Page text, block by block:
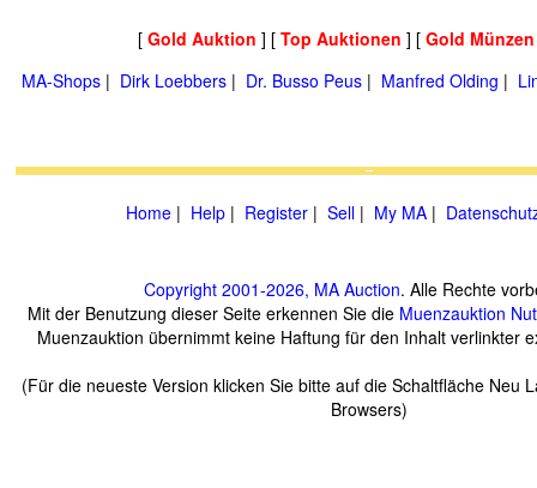
[ Gold Auktion ] [ Top Auktionen ] [ Gold
MA-Shops | Dirk Loebbers | Dr. Busso Peus | Manfred Olding |
Home | Help | Register | Sell | My MA |
Copyright 2001-2026, MA Auction. Alle Rechte
Mit der Benutzung dieser Seite erkennen Sie die Muenzauktion
Muenzauktion übernimmt keine Haftung für den Inhalt verlinkter
(Für die neueste Version klicken Sie bitte auf die Schaltfläche Neu
Browsers)